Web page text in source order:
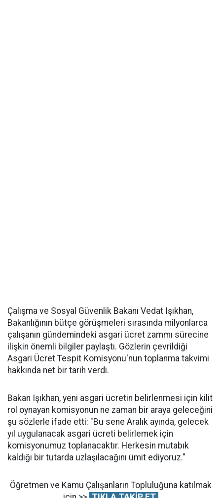
Çalışma ve Sosyal Güvenlik Bakanı Vedat Işıkhan,
Bakanlığının bütçe görüşmeleri sırasında milyonlarca
çalışanın gündemindeki asgari ücret zammı sürecine
ilişkin önemli bilgiler paylaştı. Gözlerin çevrildiği
Asgari Ücret Tespit Komisyonu'nun toplanma takvimi
hakkında net bir tarih verdi.
Bakan Işıkhan, yeni asgari ücretin belirlenmesi için kilit
rol oynayan komisyonun ne zaman bir araya geleceğini
şu sözlerle ifade etti: "Bu sene Aralık ayında, gelecek
yıl uygulanacak asgari ücreti belirlemek için
komisyonumuz toplanacaktır. Herkesin mutabık
kaldığı bir tutarda uzlaşılacağını ümit ediyoruz."
Öğretmen ve Kamu Çalışanların Topluluğuna katılmak